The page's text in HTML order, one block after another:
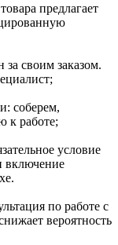
предлагает
за своим заказом.
соберем,
к работе;
условие
включение
по работе с
вероятность